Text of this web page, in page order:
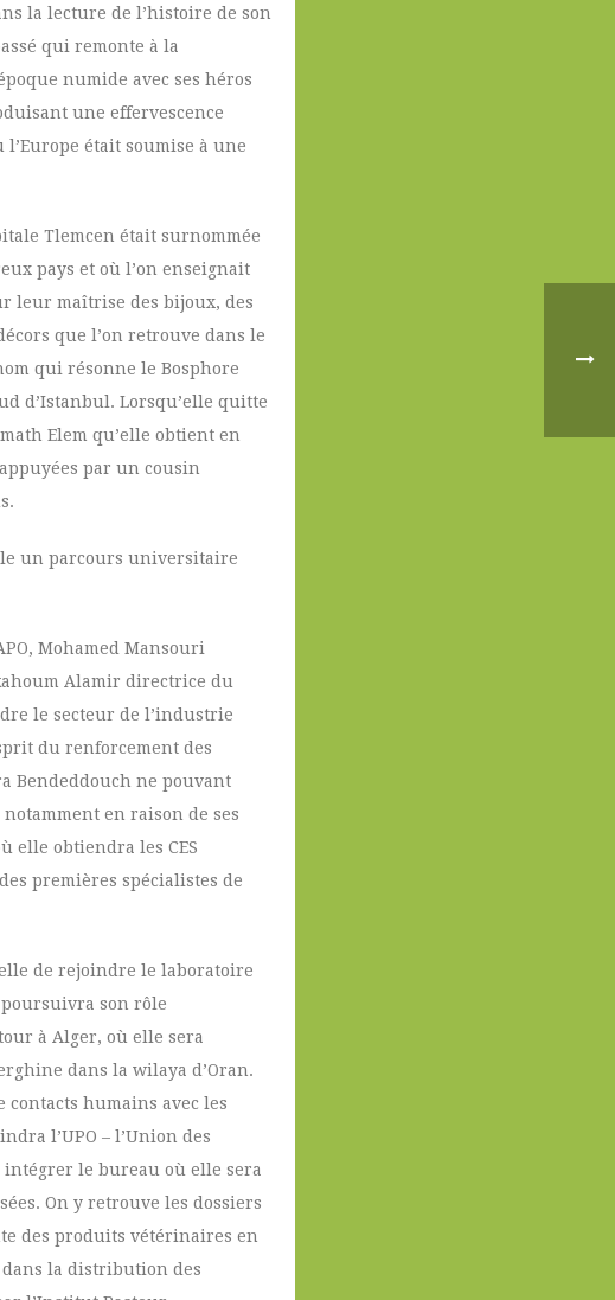
la lecture de l’histoire de son
qui remonte à la
numide avec ses héros
une effervescence
était soumise à une
Tlemcen était surnommée
pays et où l’on enseignait
leur maîtrise des bijoux, des
que l’on retrouve dans le
qui résonne le Bosphore
d’Istanbul. Lorsqu’elle quitte
Elem qu’elle obtient en
par un cousin
un parcours universitaire
Mohamed Mansouri
Alamir directrice du
le secteur de l’industrie
du renforcement des
Bendeddouch ne pouvant
en raison de ses
elle obtiendra les CES
premières spécialistes de
de rejoindre le laboratoire
son rôle
à Alger, où elle sera
dans la wilaya d’Oran.
humains avec les
l’UPO – l’Union des
intégrer le bureau où elle sera
On y retrouve les dossiers
des produits vétérinaires en
la distribution des